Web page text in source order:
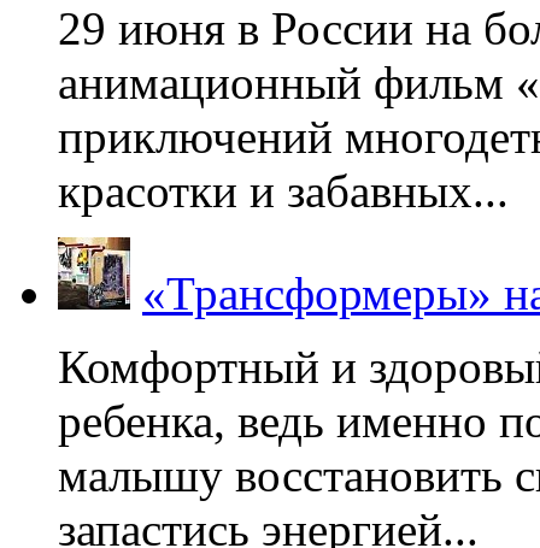
29 июня в России на
анимационный фильм
приключений
красотки и забавных...
«Трансформеры»
Комфортный и
ребенка, ведь именно
малышу восстановить
запастись энергией...